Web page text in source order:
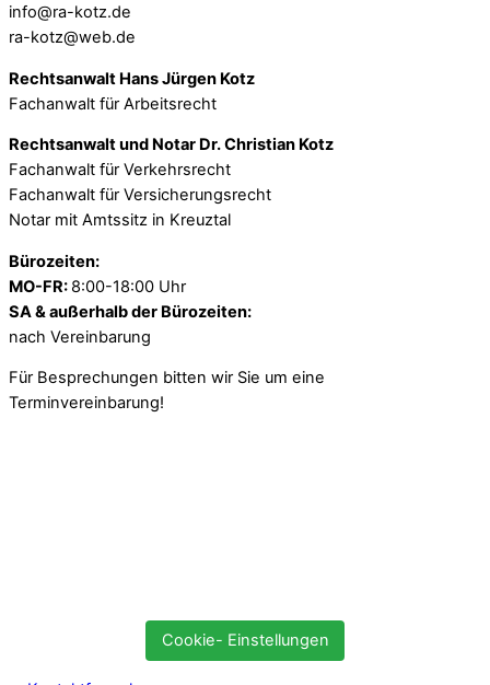
info@ra-kotz.de
ra-kotz@web.de
Rechtsanwalt Hans Jürgen Kotz
Fachanwalt für Arbeitsrecht
Rechtsanwalt und Notar Dr. Christian Kotz
Fachanwalt für Verkehrsrecht
Fachanwalt für Versicherungsrecht
Notar mit Amtssitz in Kreuztal
Bürozeiten:
MO-FR: 8:00-18:00 Uhr
SA & außerhalb der Bürozeiten:
nach Vereinbarung
Für Besprechungen bitten wir Sie um eine
Terminvereinbarung!
Cookie- Einstellungen